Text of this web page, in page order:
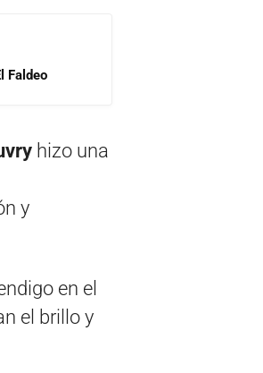
Faldeo
hizo una
y
en el
el brillo y